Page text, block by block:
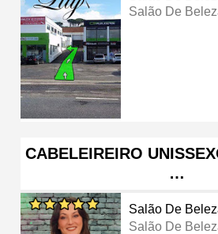
Salão De
CABELEIREIRO
…
Salão De
Salão De